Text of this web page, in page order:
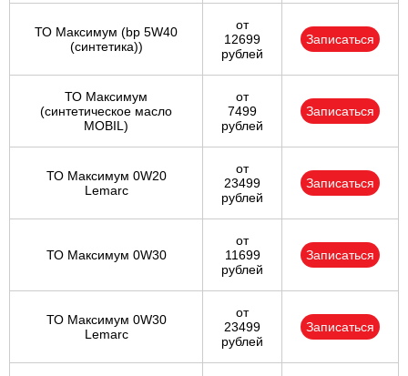
ТО Максимум (bp 5W40
(синтетика))
от
12699
рублей
Записаться
ТО Максимум
(cинтетическое масло
MOBIL)
от
7499
рублей
Записаться
ТО Максимум 0W20
Lemarc
от
23499
рублей
Записаться
ТО Максимум 0W30
от
11699
рублей
Записаться
ТО Максимум 0W30
Lemarc
от
23499
рублей
Записаться